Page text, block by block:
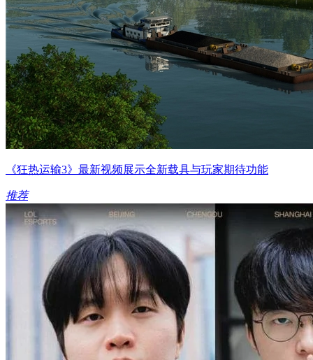
《狂热运输3》最新视频展示全新载具与玩家期待功能
推荐